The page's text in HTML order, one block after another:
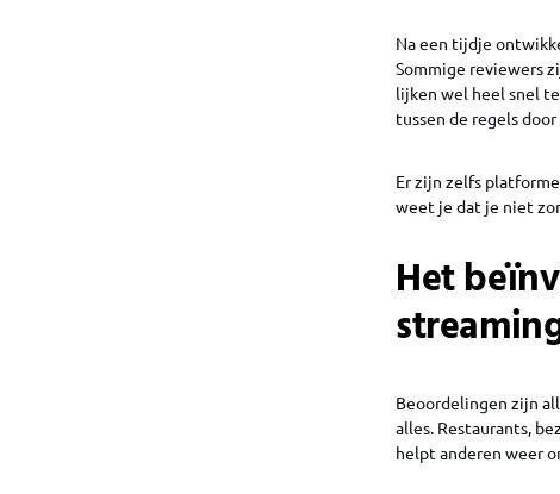
Na een tijdje
Sommige reviewers
lijken wel heel snel
tussen de regels
Er zijn zelfs
weet je dat je niet
Het
Beoordelingen zijn
alles. Restaurants,
helpt anderen weer